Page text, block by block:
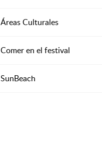
Áreas Culturales
Comer en el festival
SunBeach